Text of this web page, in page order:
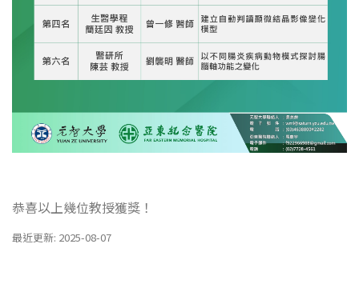
恭喜以上幾位教授獲獎！
最近更新: 2025-08-07